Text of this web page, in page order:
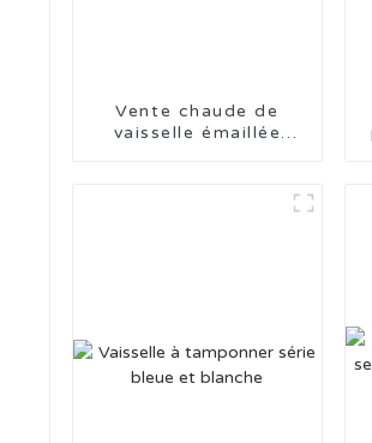
Vente chaude de
vaisselle émaillée